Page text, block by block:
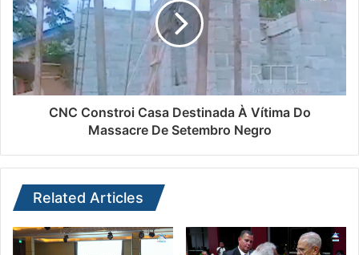
CNC Constroi Casa Destinada À Vítima Do
Massacre De Setembro Negro
Related Articles